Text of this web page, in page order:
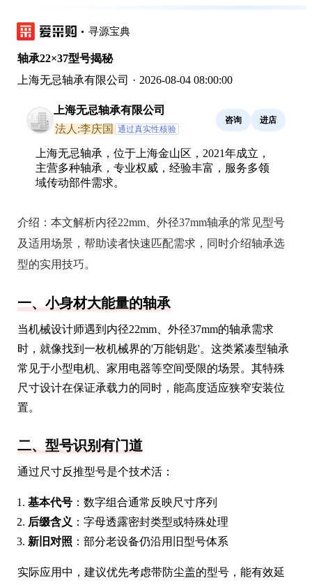
寻源宝典
轴承22×37型号揭秘
上海无忌轴承有限公司 · 2026-08-04 08:00:00
上海无忌轴承有限公司
法人:李庆国
通过真实性核验
咨询 进店
上海无忌轴承，位于上海金山区，2021年成立，
主营多种轴承，专业权威，经验丰富，服务多领
域传动部件需求。
介绍： 本文解析内径22mm、外径37mm轴承的常见型号
及适用场景，帮助读者快速匹配需求，同时介绍轴承选
型的实用技巧。
一、小身材大能量的轴承
当机械设计师遇到内径22mm、外径37mm的轴承需求
时，就像找到一枚机械界的'万能钥匙'。这类紧凑型轴承
常见于小型电机、家用电器等空间受限的场景。其特殊
尺寸设计在保证承载力的同时，能高度适应狭窄安装位
置。
二、型号识别有门道
通过尺寸反推型号是个技术活：
基本代号 ：数字组合通常反映尺寸序列
后缀含义 ：字母透露密封类型或特殊处理
新旧对照 ：部分老设备仍沿用旧型号体系
实际应用中，建议优先考虑带防尘盖的型号，能有效延